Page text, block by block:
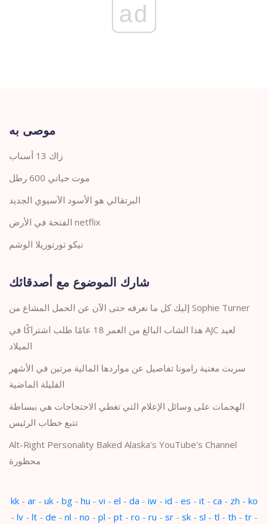
ad
موصى به
زاك 13 أسباب
موت حياتي 600 رطل
البرتقالي هو الأسود الآسيوي الجديد
الفتحة في الأرض netflix
نيكو تورتوريلا الوشم
شارك الموضوع مع أصدقائك
إليك كل ما نعرفه حتى الآن عن الحمل المشاع من Sophie Turner
هذا الشاب البالغ من العمر 18 عامًا طلب اشتراكًا في AJC لعيد
الميلاد
سربت مغنية رامونا تفاصيل عن مواردها المالية مرتين في الأشهر
القليلة الماضية
الهجمات على وسائل الإعلام التي تغطي الاحتجاجات هي ببساطة
تتبع خطاب الرئيس
Alt-Right Personality Baked Alaska's YouTube's Channel
محظورة
kk- ar- uk- bg- hu - vi - el - da - iw- id - es - it- ca - zh - ko
- lv- lt- de - nl - no - pl - pt- ro - ru - sr- sk- sl - tl - th - tr-